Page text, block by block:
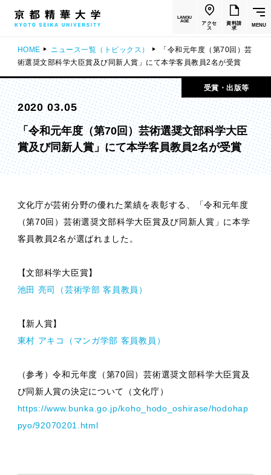
LANGU
AGE
アクセ
ス
資料請
求
MENU
HOME ニュース一覧（トピックス）
「令和元年度（第70回）芸
術選奨文部科学大臣賞及び同新人賞」にて本学客員教員2名が受賞
受賞・出版等
2020 03.05
「令和元年度（第70回）芸術選奨文部科学大臣
賞及び同新人賞」にて本学客員教員2名が受賞
文化庁が芸術分野の優れた業績を表彰する、「令和元年度
（第70回）芸術選奨文部科学大臣賞及び同新人賞」に本学
客員教員2名が選ばれました。
【文部科学大臣賞】
池田 亮司（芸術学部 客員教員）
【新人賞】
東村 アキコ（マンガ学部 客員教員）
（参考）令和元年度（第70回）芸術選奨文部科学大臣賞及
び同新人賞の決定について（文化庁）
https://www.bunka.go.jp/koho_hodo_oshirase/hodohap
pyo/92070201.html